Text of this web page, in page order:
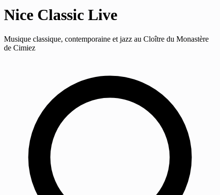
Nice Classic Live
Musique classique, contemporaine et jazz au Cloître du Monastère
de Cimiez